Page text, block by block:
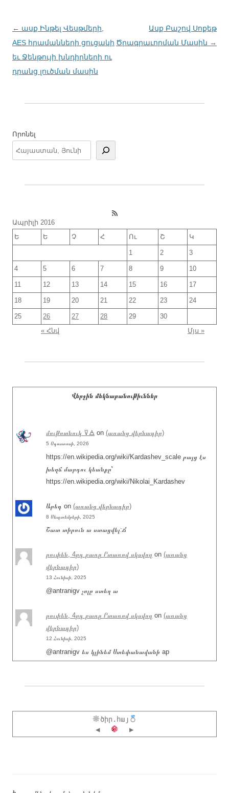
Գրառումների
նավարկումը
← ասք Ինթել Վեսթմերի,
AES հրամանների ցուցակի
եւ Ջենթույի խնդիրների ու
դրանց լուծման մասին
Ասք Բաշով Սոքեթ
Ծրագրաւորման Մասին →
Որոնել
RSS Feed
Ապրիլի 2016
Ե
Ե Չ Հ Ու Շ Կ
1 2 3
4 5 6 7 8 9 10
11 12 13 14 15 16 17
18 19 20 21 22 23 24
25 26 27 28 29
30
« Հնվ
Մյս »
Վերջին մեկնաբանութիւններ
մութոտնուկ ⊽🜁 on (առանց վերնագիր)
5 Օգոստոսի, 2026
https://en.wikipedia.org/wiki/Kardashev_scale բայց էս
խեղճ մարդու կեանքը՝
https://en.wikipedia.org/wiki/Nikolai_Kardashev
Արեգ on (առանց վերնագիր)
8 Սեպտեմբերի, 2025
Շատ տիրուն ա ստացվել:Ճ
րուփեն, 4րդ բառը Րտառով սկսվող on (առանց
վերնագիր)
13 Հունիսի, 2025
@antranigv չոլը ստեղ ա
րուփեն, 4րդ բառը Րտառով սկսվող on (առանց
վերնագիր)
12 Հունիսի, 2025
@antranigv ես կլինեմ Ստեփանավանի ap
ծիր.հայ
◀
▶